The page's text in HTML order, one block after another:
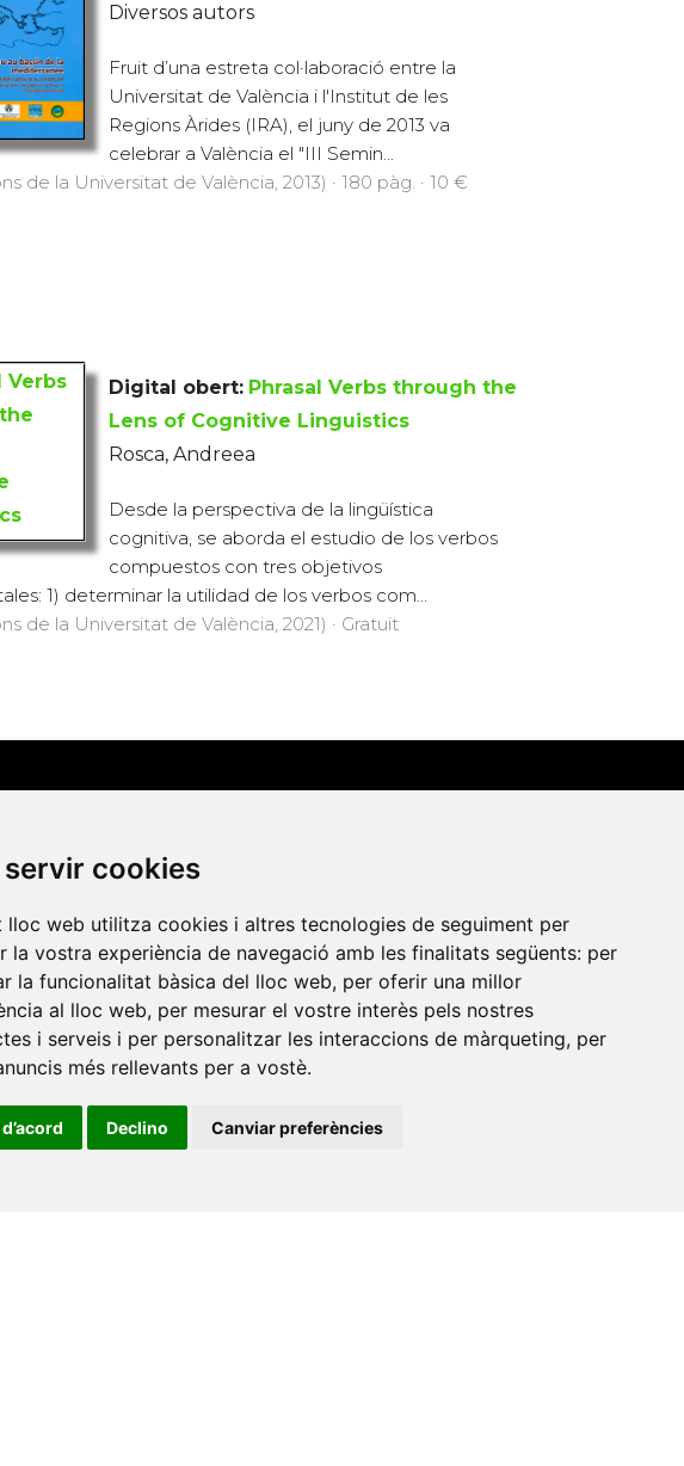
servir cookies
lloc web utilitza cookies i altres tecnologies de seguiment per
la vostra experiència de navegació amb les finalitats següents: per
la funcionalitat bàsica del lloc web, per oferir una millor
al lloc web, per mesurar el vostre interès pels nostres
i serveis i per personalitzar les interaccions de màrqueting, per
més rellevants per a vostè.
Declino Canviar preferències
Diversos autors
Fruit d’una estreta col·laboració entre la
Universitat de València i l'Institut de les
Regions Àrides (IRA), el juny de 2013 va
celebrar a València el "III Semin...
de la Universitat de València, 2013) · 180 pàg. · 10 €
Digital obert: Phrasal Verbs through the
Lens of Cognitive Linguistics
Rosca, Andreea
Desde la perspectiva de la lingüística
cognitiva, se aborda el estudio de los verbos
compuestos con tres objetivos
1) determinar la utilidad de los verbos com...
de la Universitat de València, 2021) · Gratuït
de
universitàries a
Edifici Àgora
Universitat Jaume I, local 10
Av. de Vicent Sos Baynat, s/n
12071 Castelló de la Plana
+34 964 72 89 93